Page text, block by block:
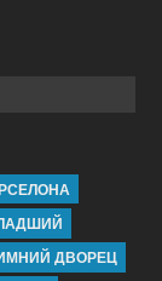
ДВОРЕЦ